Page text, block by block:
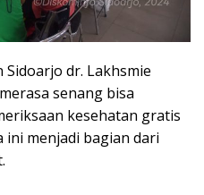
Sidoarjo dr. Lakhsmie
senang bisa
kesehatan gratis
ini menjadi bagian dari